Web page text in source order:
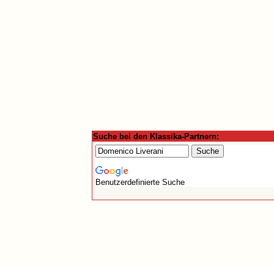
Suche bei den Klassika-Partnern:
Benutzerdefinierte Suche